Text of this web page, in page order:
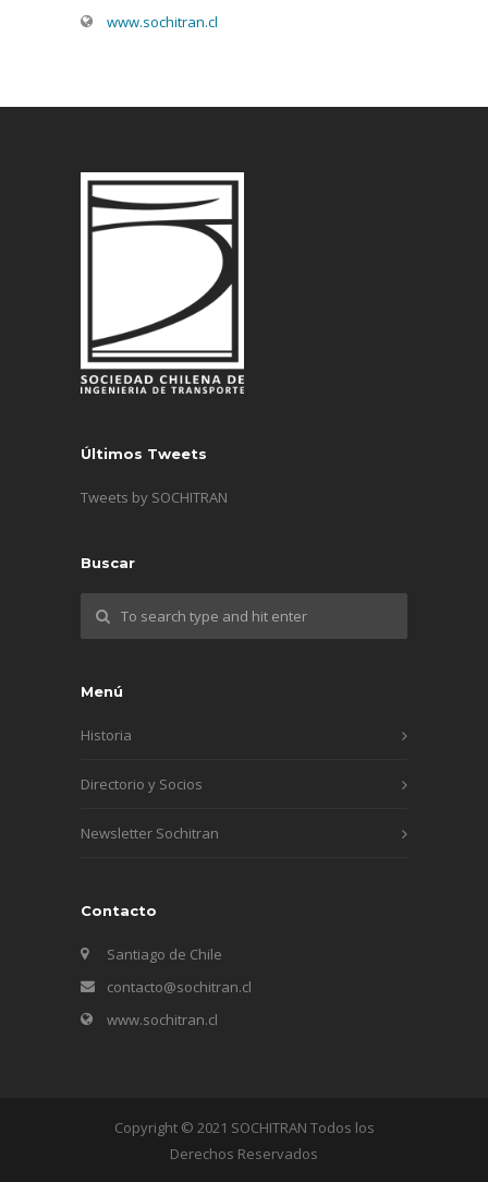
www.sochitran.cl
Últimos Tweets
Tweets by SOCHITRAN
Buscar
Menú
Historia
Directorio y Socios
Newsletter Sochitran
Contacto
Santiago de Chile
contacto@sochitran.cl
www.sochitran.cl
Copyright © 2021 SOCHITRAN Todos los
Derechos Reservados